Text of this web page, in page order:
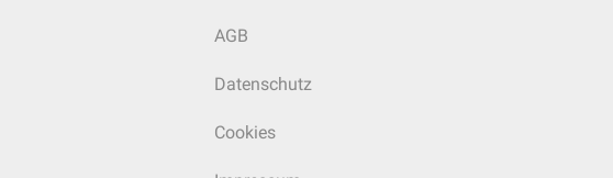
AGB
Datenschutz
Cookies